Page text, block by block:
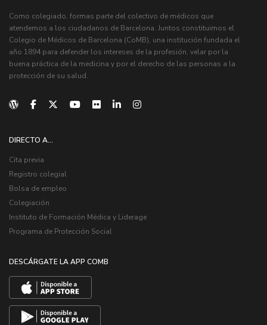
Como colegiado, formas parte del colectivo de médicos que
atendemos a los ciudadanos de Barcelona. Juntos constituimos el
Colegio de Médicos de Barcelona (CoMB), una institución fundada el
año 1894 para defender los intereses de la profesión, velar por la
buena práctica de la medicina y por el derecho de las personas a la
protección de su salud.
DIRECTO A...
Cita previa
Registro colegial
Bolsa de empleo
Colegiación
Instituto de Formación Médica y Liderage
Programa de Protección Social
DESCÁRGATE LA APP COMB